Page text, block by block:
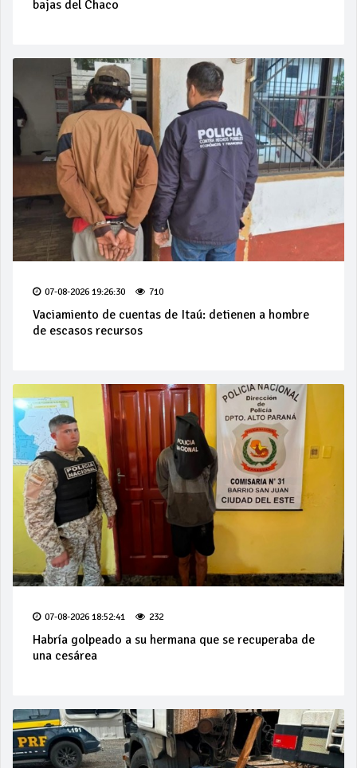
bajas del Chaco
07-08-2026 19:26:30 710
Vaciamiento de cuentas de Itaú: detienen a hombre
de escasos recursos
07-08-2026 18:52:41 232
Habría golpeado a su hermana que se recuperaba de
una cesárea